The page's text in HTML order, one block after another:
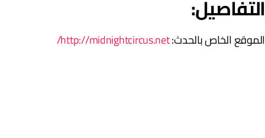
الخاص بالحدث:http://midnightcircus.net/